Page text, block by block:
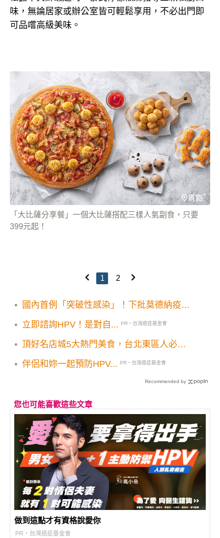
味，無論居家或辦公室皆可輕鬆享用，不必出門即
可品嚐高級美味。
「大比薩分享餐」一個大比薩搭配三樣人氣副食，只要
399元起！
1 2
國內首例「突破性感染」！下批莫德納疫苗
立即諮詢HPV！是對自...
PR・台灣癌症基金會
頂好名店城5大熱門美食，台北東區人必吃
伴侶和妳一起預防HPV...
PR・台灣癌症基金會
Recommended by
您也可能喜歡這些文章
做到這點才有資格說愛你
PR・台灣癌症基金會